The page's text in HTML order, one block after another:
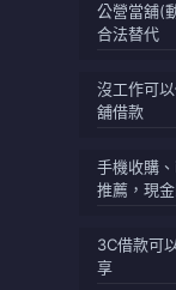
公營當舖(
合法替代
沒工作可
舖借款
手機收購
推薦，現
3C借款可
享